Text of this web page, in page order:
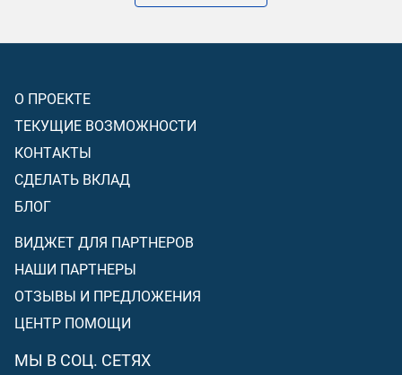
О ПРОЕКТЕ
ТЕКУЩИЕ ВОЗМОЖНОСТИ
КОНТАКТЫ
СДЕЛАТЬ ВКЛАД
БЛОГ
ВИДЖЕТ ДЛЯ ПАРТНЕРОВ
НАШИ ПАРТНЕРЫ
ОТЗЫВЫ И ПРЕДЛОЖЕНИЯ
ЦЕНТР ПОМОЩИ
МЫ В СОЦ. СЕТЯХ